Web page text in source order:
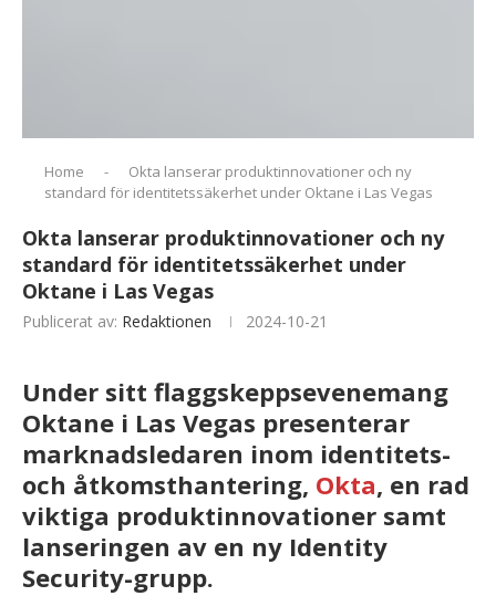
Home -
Okta lanserar produktinnovationer och ny
standard för identitetssäkerhet under Oktane i Las Vegas
Okta lanserar produktinnovationer och ny
standard för identitetssäkerhet under
Oktane i Las Vegas
Publicerat av: Redaktionen 2024-10-21
Under sitt flaggskeppsevenemang
Oktane i Las Vegas presenterar
marknadsledaren inom identitets-
och åtkomsthantering, Okta, en rad
viktiga produktinnovationer samt
lanseringen av en ny Identity
Security-grupp.